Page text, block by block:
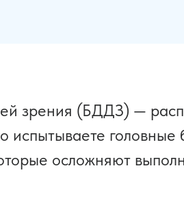
зрения (БДДЗ) —
головные
осложняют